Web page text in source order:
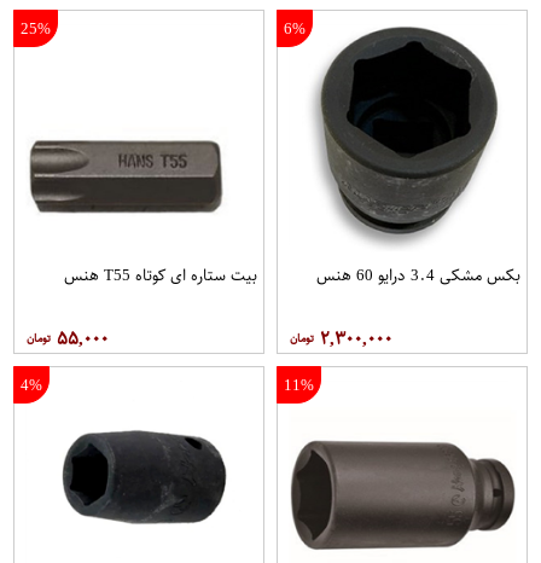
6%
بکس مشکی 3.4 درایو 60 هنس
۲,۳۰۰,۰۰۰
25%
بیت ستاره ای کوتاه T55 هنس
۵۵,۰۰۰
11%
4%